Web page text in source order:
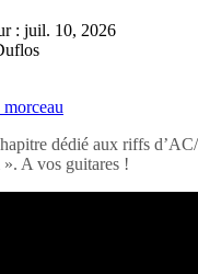
: juil. 10, 2026
dédié aux riffs
A vos guitares !